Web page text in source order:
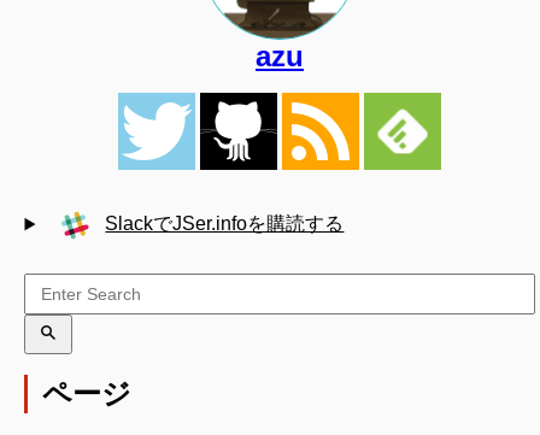
azu
SlackでJSer.infoを購読する
ページ